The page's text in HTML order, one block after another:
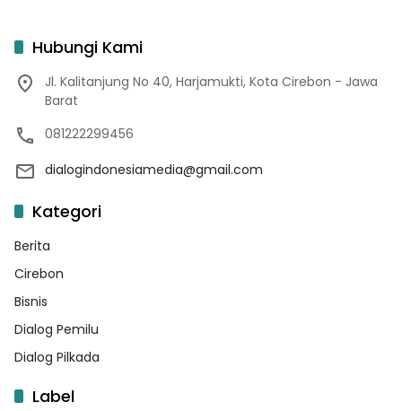
Hubungi Kami
Jl. Kalitanjung No 40, Harjamukti, Kota Cirebon - Jawa
Barat
081222299456
dialogindonesiamedia@gmail.com
Kategori
Berita
Cirebon
Bisnis
Dialog Pemilu
Dialog Pilkada
Label